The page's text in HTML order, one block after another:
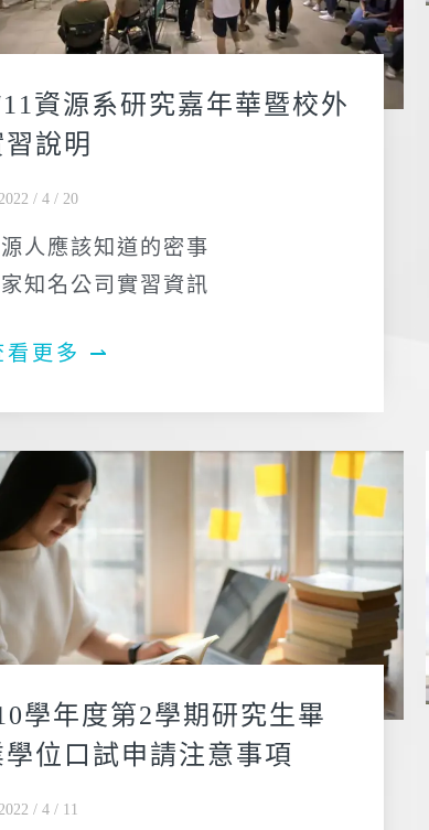
資源系研究嘉年華暨校外
習說明
/ 4 / 20
人應該知道的密事
知名公司實習資訊
看更多 ⇀
學年度第2學期研究生畢
學位口試申請注意事項
/ 4 / 11